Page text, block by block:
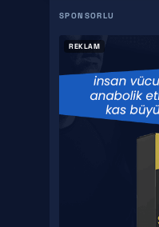
S4
YK 11
S 23
REKLAM